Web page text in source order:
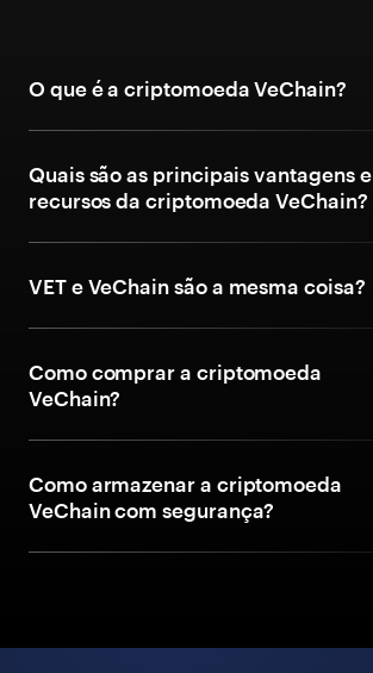
O que é a criptomoeda VeChain?
Quais são as principais vantagens e
recursos da criptomoeda VeChain?
VET e VeChain são a mesma coisa?
Como comprar a criptomoeda
VeChain?
Como armazenar a criptomoeda
VeChain com segurança?